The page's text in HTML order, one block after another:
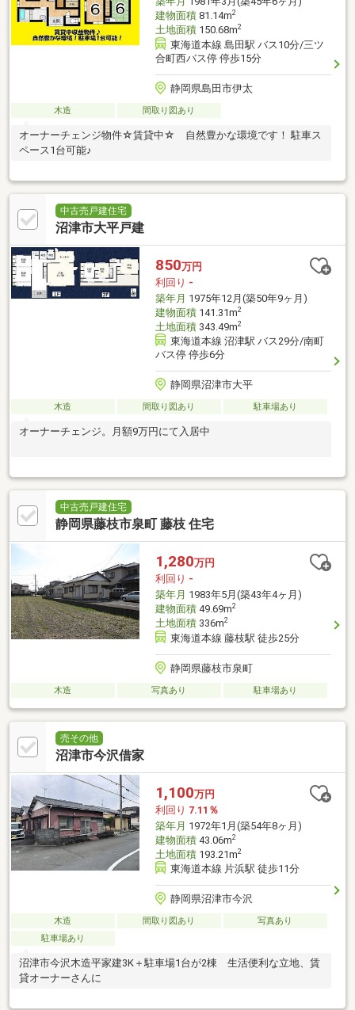
建物面積81.14m2
土地面積150.68m2
東海道本線 島田駅 バス10分/三ツ
合町西バス停 停歩15分
静岡県島田市伊太
木造 間取り図あり
オーナーチェンジ物件☆賃貸中☆ 自然豊かな環境です！ 駐車ス
ペース1台可能♪
中古売戸建住宅
沼津市大平戸建
850万円
利回り -
築年月 1975年12月(築50年9ヶ月)
建物面積141.31m2
土地面積343.49m2
東海道本線 沼津駅 バス29分/南町
バス停 停歩6分
静岡県沼津市大平
木造 間取り図あり 駐車場あり
オーナーチェンジ。月額9万円にて入居中
中古売戸建住宅
静岡県藤枝市泉町 藤枝 住宅
1,280万円
利回り -
築年月 1983年5月(築43年4ヶ月)
建物面積49.69m2
土地面積336m2
東海道本線 藤枝駅 徒歩25分
静岡県藤枝市泉町
木造 写真あり 駐車場あり
売その他
沼津市今沢借家
1,100万円
利回り 7.11％
築年月 1972年1月(築54年8ヶ月)
建物面積43.06m2
土地面積193.21m2
東海道本線 片浜駅 徒歩11分
静岡県沼津市今沢
木造 間取り図あり
写真あり
駐車場あり
沼津市今沢木造平家建3K＋駐車場1台が2棟 生活便利な立地、賃
貸オーナーさんに